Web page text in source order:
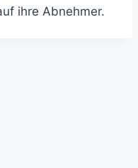
ihre Abnehmer.